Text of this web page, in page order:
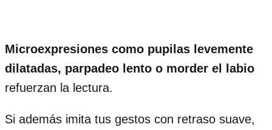
Microexpresiones como pupilas levemente
dilatadas, parpadeo lento o morder el labio
refuerzan la lectura.
Si además imita tus gestos con retraso suave,